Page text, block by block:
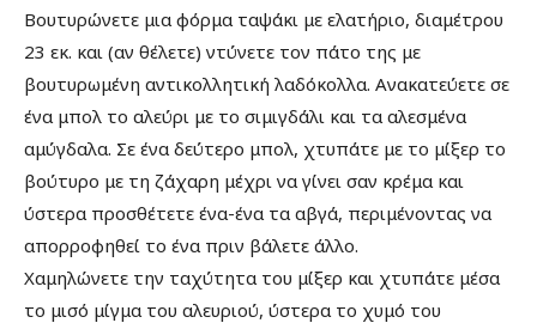
Βουτυρώνετε μια φόρμα ταψάκι με ελατήριο, διαμέτρου
23 εκ. και (αν θέλετε) ντύνετε τον πάτο της με
βουτυρωμένη αντικολλητική λαδόκολλα. Ανακατεύετε σε
ένα μπολ το αλεύρι με το σιμιγδάλι και τα αλεσμένα
αμύγδαλα. Σε ένα δεύτερο μπολ, χτυπάτε με το μίξερ το
βούτυρο με τη ζάχαρη μέχρι να γίνει σαν κρέμα και
ύστερα προσθέτετε ένα-ένα τα αβγά, περιμένοντας να
απορροφηθεί το ένα πριν βάλετε άλλο.
Χαμηλώνετε την ταχύτητα του μίξερ και χτυπάτε μέσα
το μισό μίγμα του αλευριού, ύστερα το χυμό του